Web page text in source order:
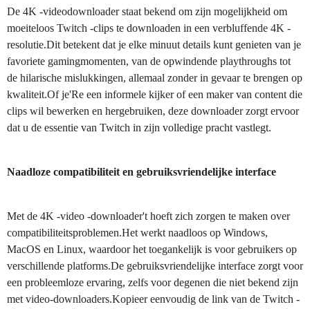
De 4K -videodownloader staat bekend om zijn mogelijkheid om
moeiteloos Twitch -clips te downloaden in een verbluffende 4K -
resolutie.Dit betekent dat je elke minuut details kunt genieten van je
favoriete gamingmomenten, van de opwindende playthroughs tot
de hilarische mislukkingen, allemaal zonder in gevaar te brengen op
kwaliteit.Of je'Re een informele kijker of een maker van content die
clips wil bewerken en hergebruiken, deze downloader zorgt ervoor
dat u de essentie van Twitch in zijn volledige pracht vastlegt.
Naadloze compatibiliteit en gebruiksvriendelijke interface
Met de 4K -video -downloader't hoeft zich zorgen te maken over
compatibiliteitsproblemen.Het werkt naadloos op Windows,
MacOS en Linux, waardoor het toegankelijk is voor gebruikers op
verschillende platforms.De gebruiksvriendelijke interface zorgt voor
een probleemloze ervaring, zelfs voor degenen die niet bekend zijn
met video-downloaders.Kopieer eenvoudig de link van de Twitch -